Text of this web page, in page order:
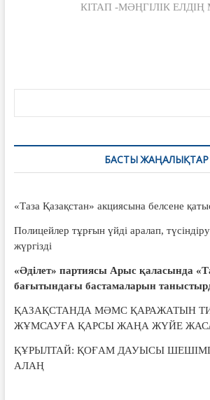
post:
КІТАП -МӘҢГІЛІК
БАСТЫ ЖАҢАЛЫҚТАР
«Таза Қазақстан» акциясына белсене
Полицейлер тұрғын үйді аралап,
жүргізді
«Әділет» партиясы Арыс қаласында
бағытындағы бастамаларын
ҚАЗАҚСТАНДА МӘМС ҚАРАЖАТЫН
ЖҰМСАУҒА ҚАРСЫ ЖАҢА ЖҮЙЕ
ҚҰРЫЛТАЙ: ҚОҒАМ ДАУЫСЫ
АЛАҢ